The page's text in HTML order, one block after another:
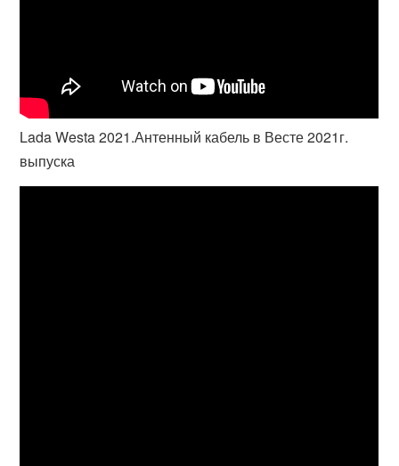
Lada Westa 2021.Антенный кабель в Весте 2021г.
выпуска